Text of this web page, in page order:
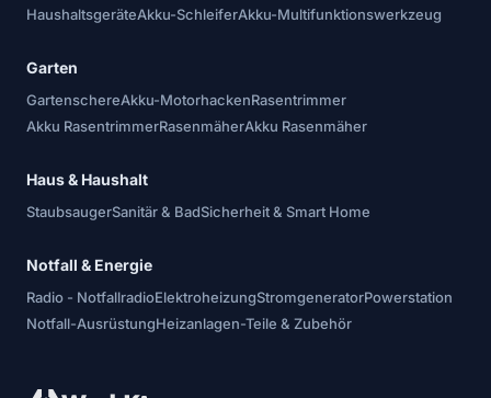
HaushaltsgeräteAkku-SchleiferAkku-Multifunktionswerkzeug
Garten
GartenschereAkku-MotorhackenRasentrimmer
Akku RasentrimmerRasenmäherAkku Rasenmäher
Haus & Haushalt
StaubsaugerSanitär & BadSicherheit & Smart Home
Notfall & Energie
Radio - NotfallradioElektroheizungStromgeneratorPowerstation
Notfall-AusrüstungHeizanlagen-Teile & Zubehör